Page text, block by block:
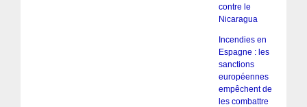
contre le
Nicaragua
Incendies en
Espagne : les
sanctions
européennes
empêchent de
les combattre